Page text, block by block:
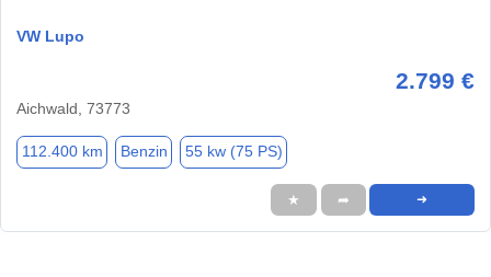
VW Lupo
2.799 €
Aichwald, 73773
112.400 km Benzin 55 kw (75 PS)
★ ➦ ➜